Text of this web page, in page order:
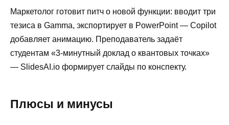
Маркетолог готовит питч о новой функции: вводит три
тезиса в Gamma, экспортирует в PowerPoint — Copilot
добавляет анимацию. Преподаватель задаёт
студентам «3-минутный доклад о квантовых точках»
— SlidesAI.io формирует слайды по конспекту.
Плюсы и минусы